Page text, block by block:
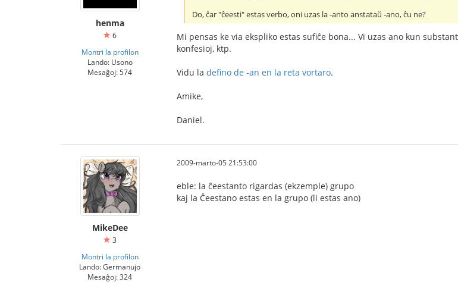
henma
6
Montri la profilon
Lando: Usono
Mesaĝoj: 574
Do, ĉar "ĉeesti" estas verbo, oni uzas la -anto anstataŭ -ano, ĉu ne?
Mi pensas ke via ekspliko estas sufiĉe bona... Vi uzas ano kun
konfesioj, ktp.
Vidu la defino de -an en la reta vortaro.
Amike,
Daniel.
MikeDee
3
Montri la profilon
Lando: Germanujo
Mesaĝoj: 324
2009-marto-05 21:53:00
eble: la ĉeestanto rigardas (ekzemple) grupo
kaj la Ĉeestano estas en la grupo (li estas ano)